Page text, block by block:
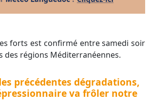
des régions Méditerranéennes.
précédentes dégradations,
va frôler notre